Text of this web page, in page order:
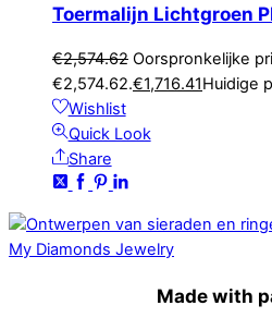
Toermalijn Lichtgroen
€2,574.62 Oorspronkelijke
€2,574.62.€1,716.41Huidige
Wishlist
Quick Look
Share
Made with